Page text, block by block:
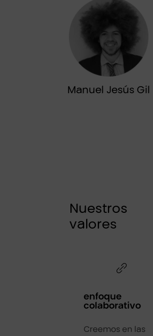
Manuel Jesús Gil
Nuestros
valores
enfoque
colaborativo
Creemos en las